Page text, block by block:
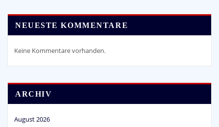
NEUESTE KOMMENTARE
Keine Kommentare vorhanden.
ARCHIV
August 2026